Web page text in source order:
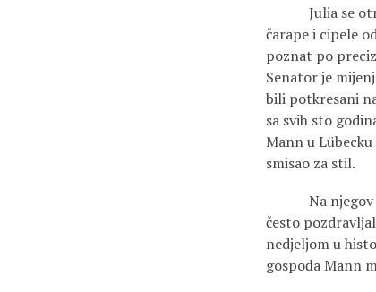
Julia se
čarape i cipele
poznat po
Senator je
bili potkresani
sa svih sto
Mann u
smisao za stil.
Na njegov
često
nedjeljom u
gospođa Mann